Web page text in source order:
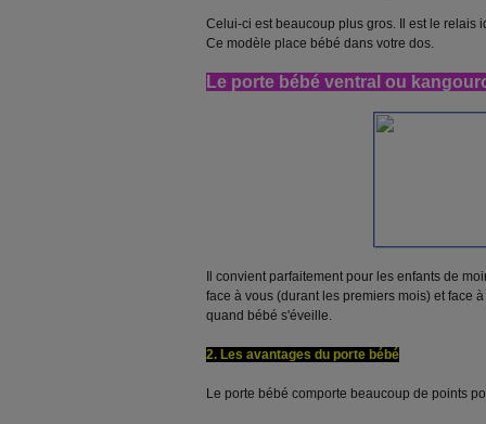
Celui-ci est beaucoup plus gros. Il est le relais
Ce modèle place bébé dans votre dos.
Le porte bébé ventral ou
Il convient parfaitement pour les enfants de
face à vous (durant les premiers mois) et face
quand bébé s'éveille.
2. Les avantages du porte bébé
Le porte bébé comporte beaucoup de points